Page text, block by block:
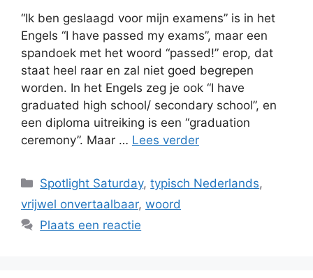
“Ik ben geslaagd voor mijn examens” is in het
Engels “I have passed my exams”, maar een
spandoek met het woord “passed!” erop, dat
staat heel raar en zal niet goed begrepen
worden. In het Engels zeg je ook “I have
graduated high school/ secondary school”, en
een diploma uitreiking is een “graduation
ceremony”. Maar … Lees verder
Categorieën
Spotlight Saturday,typisch Nederlands,
vrijwel onvertaalbaar, woord
Plaats een reactie